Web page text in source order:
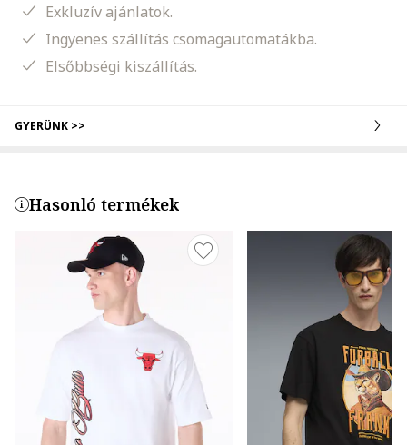
Exkluzív ajánlatok.
Ingyenes szállítás csomagautomatákba.
Elsőbbségi kiszállítás.
GYERÜNK >>
Hasonló termékek